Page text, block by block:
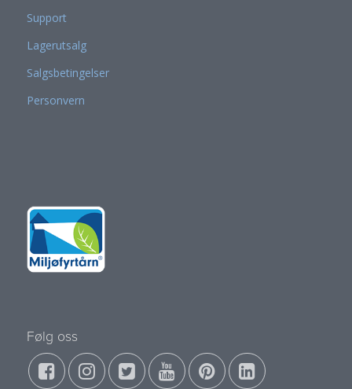
Support
Lagerutsalg
Salgsbetingelser
Personvern
Følg oss